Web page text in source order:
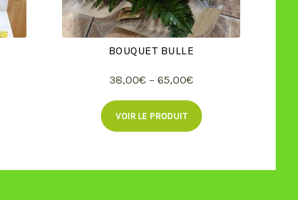
BOUQUET BULLE
38,00€ – 65,00€
VOIR LE PRODUIT